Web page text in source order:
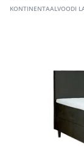
KONTINENTAALVOODI